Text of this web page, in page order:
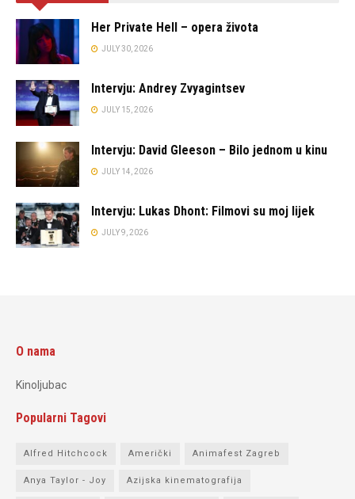
Her Private Hell – opera života
JULY 30, 2026
Intervju: Andrey Zvyagintsev
JULY 15, 2026
Intervju: David Gleeson – Bilo jednom u kinu
JULY 14, 2026
Intervju: Lukas Dhont: Filmovi su moj lijek
JULY 9, 2026
O nama
Kinoljubac
Popularni Tagovi
Alfred Hitchcock Američki Animafest Zagreb
Anya Taylor - Joy Azijska kinematografija